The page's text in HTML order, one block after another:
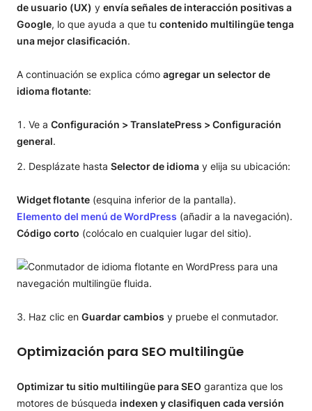
de usuario (UX) y envía señales de interacción positivas a
Google, lo que ayuda a que tu contenido multilingüe tenga
una mejor clasificación.
A continuación se explica cómo agregar un selector de
idioma flotante:
Ve a Configuración > TranslatePress > Configuración
general.
Desplázate hasta Selector de idioma y elija su ubicación:
Widget flotante (esquina inferior de la pantalla).
Elemento del menú de WordPress (añadir a la navegación).
Código corto (colócalo en cualquier lugar del sitio).
Haz clic en Guardar cambios y pruebe el conmutador.
Optimización para SEO multilingüe
Optimizar tu sitio multilingüe para SEO garantiza que los
motores de búsqueda indexen y clasifiquen cada versión